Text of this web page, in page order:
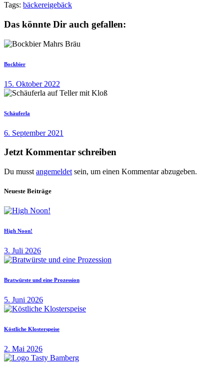
Tags: bäckereigebäck
Das könnte Dir auch gefallen:
Bockbier
15. Oktober 2022
Schäuferla
6. September 2021
Jetzt Kommentar schreiben
Du musst angemeldet sein, um einen Kommentar abzugeben.
Neueste Beiträge
High Noon!
3. Juli 2026
Bratwürste und eine Prozession
5. Juni 2026
Köstliche Klosterspeise
2. Mai 2026